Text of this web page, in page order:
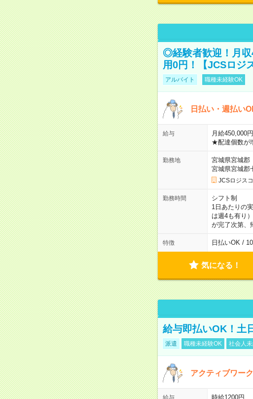
◎経験者歓迎！月収
用0円！【JCSロジ
アルバイト 職種未経験OK
日払い・週払い
給与
月給450,000
★配達個数が
勤務地
宮城県宮城郡
宮城県宮城郡
JCSロジス
勤務時間
シフト制
1日あたりの
は週4も有り
が完了次第、
特徴 日払いOK /
気になる！
給与即払いOK！土
派遣 職種未経験OK 社会人
アクティブワー
給与 時給1200円